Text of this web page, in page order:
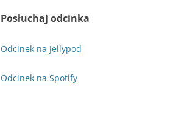
Posłuchaj odcinka
Odcinek na Jellypod
Odcinek na Spotify